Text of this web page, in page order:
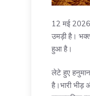
12 मई 2026
उमड़ी है।
हुआ है।
लेटे हुए हनुमान
है।भारी भीड़